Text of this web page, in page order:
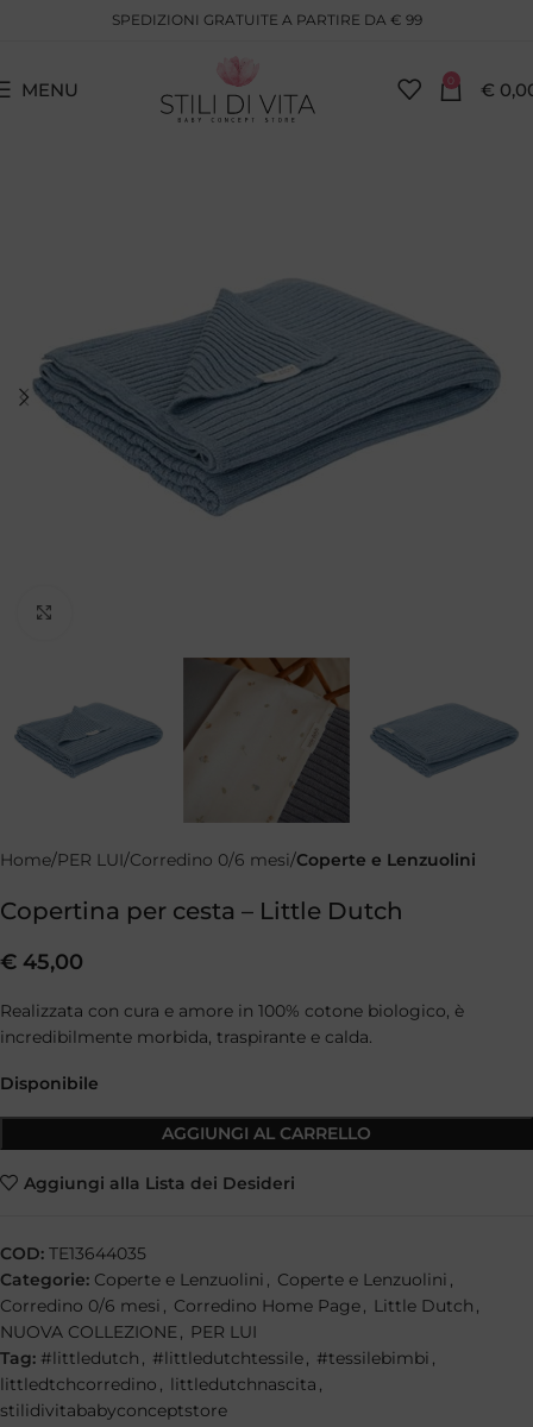
SPEDIZIONI GRATUITE A PARTIRE DA € 99
MENU 0 €
Home PER LUI Corredino 0/6 mesi Coperte e Lenzuolini
Copertina per cesta – Little Dutch
€ 45,00
Realizzata con cura e amore in 100% cotone biologico, è
incredibilmente morbida, traspirante e calda.
Disponibile
AGGIUNGI AL CARRELLO
Aggiungi alla Lista dei Desideri
COD: TE13644035
Categorie: Coperte e Lenzuolini , Coperte e Lenzuolini ,
Corredino 0/6 mesi , Corredino Home Page, Little Dutch ,
NUOVA COLLEZIONE, PER LUI
Tag: #littledutch , #littledutchtessile, #tessilebimbi ,
littledtchcorredino , littledutchnascita ,
stilidivitababyconceptstore